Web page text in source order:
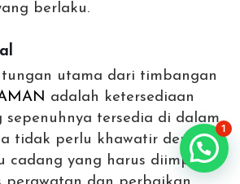
berlaku.
utama dari timbangan
adalah ketersediaan
sepenuhnya tersedia di dalam
tidak perlu khawatir dengan
cadang yang harus diimpor,
1